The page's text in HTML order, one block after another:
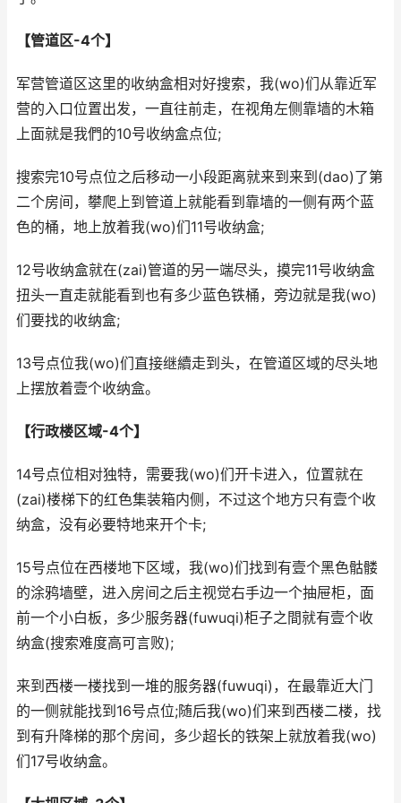
【管道区-4个】
军营管道区这里的收纳盒相对好搜索，我(wo)们从靠近军
营的入口位置出发，一直往前走，在视角左侧靠墙的木箱
上面就是我們的10号收纳盒点位;
搜索完10号点位之后移动一小段距离就来到来到(dao)了第
二个房间，攀爬上到管道上就能看到靠墙的一侧有两个蓝
色的桶，地上放着我(wo)们11号收纳盒;
12号收纳盒就在(zai)管道的另一端尽头，摸完11号收纳盒
扭头一直走就能看到也有多少蓝色铁桶，旁边就是我(wo)
们要找的收纳盒;
13号点位我(wo)们直接继續走到头，在管道区域的尽头地
上摆放着壹个收纳盒。
【行政楼区域-4个】
14号点位相对独特，需要我(wo)们开卡进入，位置就在
(zai)楼梯下的红色集装箱内侧，不过这个地方只有壹个收
纳盒，没有必要特地来开个卡;
15号点位在西楼地下区域，我(wo)们找到有壹个黑色骷髅
的涂鸦墙壁，进入房间之后主视觉右手边一个抽屉柜，面
前一个小白板，多少服务器(fuwuqi)柜子之間就有壹个收
纳盒(搜索难度高可言败);
来到西楼一楼找到一堆的服务器(fuwuqi)，在最靠近大门
的一侧就能找到16号点位;随后我(wo)们来到西楼二楼，找
到有升降梯的那个房间，多少超长的铁架上就放着我(wo)
们17号收纳盒。